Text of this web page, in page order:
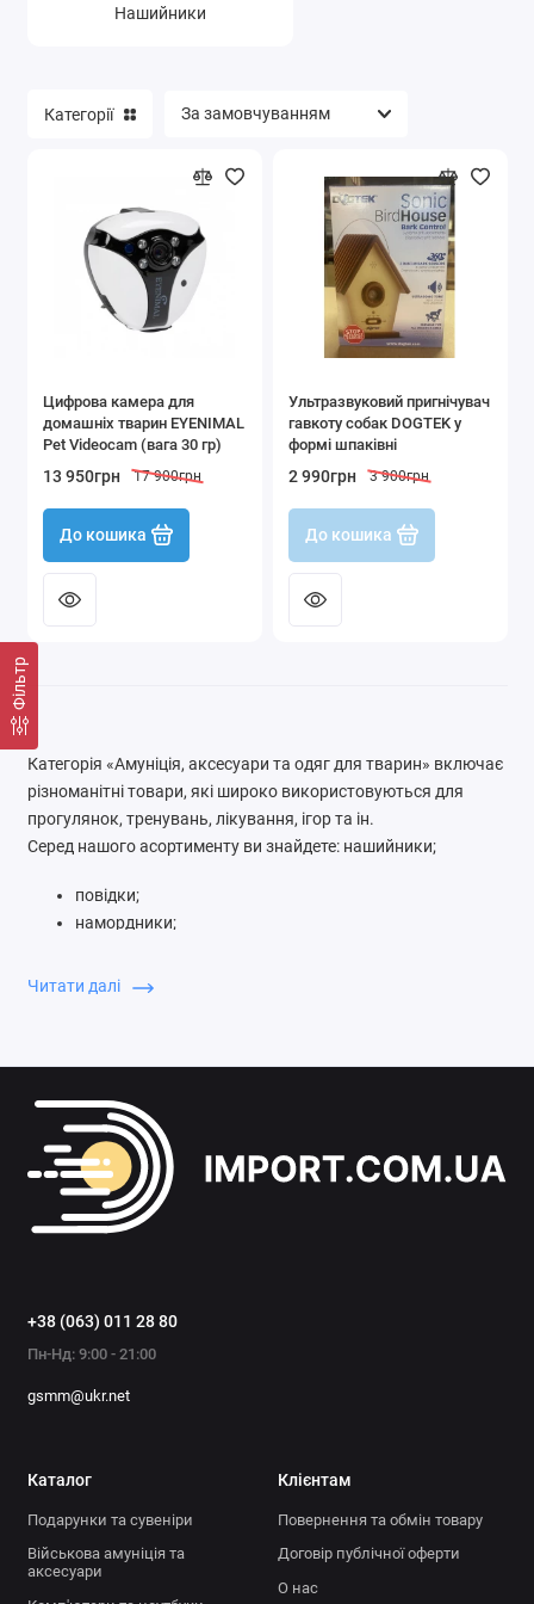
Фільтр
Нашийники
Категорії
Цифрова камера для
домашніх тварин EYENIMAL
Pet Videocam (вага 30 гр)
13 950грн 17 900грн
До кошика
Ультразвуковий пригнічувач
гавкоту собак DOGTEK у
формі шпаківні
2 990грн 3 900грн
До кошика
Категорія «Амуніція, аксесуари та одяг для тварин» включає
різноманітні товари, які широко використовуються для
прогулянок, тренувань, лікування, ігор та ін.
Серед нашого асортименту ви знайдете: нашийники;
повідки;
намордники;
одяг;
годівниці;
іграшки;
аксесуари для тренувань та ін.
Всі представлені товари мають високу якість, гарантовану
виробником. Широкий асортимент продукції від перевірених
Менеджери нашого магазину import.com.ua допоможуть вам
підібрати потрібний вам товар.
Читати далі
+38 (063) 011 28 80
Пн-Нд: 9:00 - 21:00
gsmm@ukr.net
Каталог
Подарунки та сувеніри
Військова амуніція та
аксесуари
Клієнтам
Повернення та обмін товару
Договір публічної оферти
О нас